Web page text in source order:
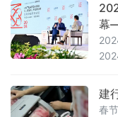
幕
深
参
袖
建
春